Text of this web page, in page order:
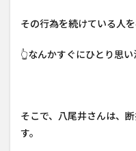
その行為を続けている人
👆なんかすぐにひとり思
そこで、八尾井さんは、
す。